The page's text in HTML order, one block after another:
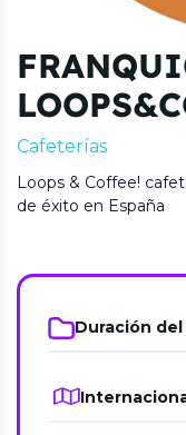
Cafeterías
Loops & Coffee!
de éxito en España
Duración